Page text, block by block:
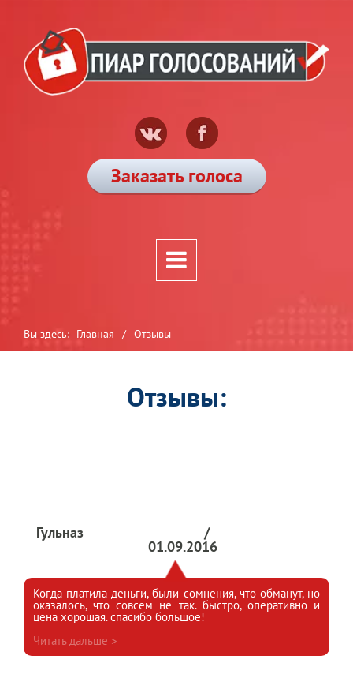
Заказать голоса
Вы здесь: Главная / Отзывы
Отзывы:
Гульназ /
01.09.2016
Когда платила деньги, были сомнения, что обманут, но
оказалось, что совсем не так. быстро, оперативно и
цена хорошая. спасибо большое!
Читать дальше >